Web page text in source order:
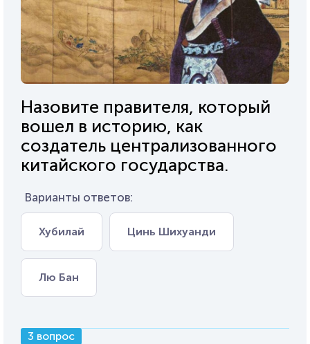
Назовите правителя, который
вошел в историю, как
создатель централизованного
китайского государства.
Варианты ответов:
Хубилай Цинь Шихуанди
Лю Бан
3 вопрос